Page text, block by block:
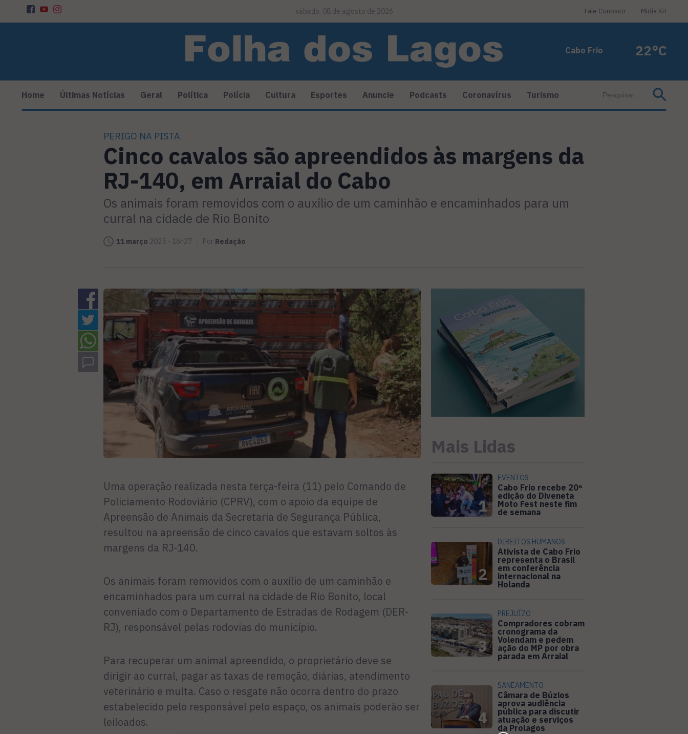
sábado, 08 de agosto de 2026 Fale Conosco Midia Kit
Cabo Frio 22°C
Home Últimas Notícias Geral Política Polícia Cultura Esportes Anuncie Podcasts Coronavírus Turismo
PERIGO NA PISTA
Cinco cavalos são apreendidos às margens da
RJ-140, em Arraial do Cabo
Os animais foram removidos com o auxílio de um caminhão e encaminhados para um
curral na cidade de Rio Bonito
11 março 2025 - 16h27 Por Redação
Uma operação realizada nesta terça-feira (11) pelo Comando de
Policiamento Rodoviário (CPRV), com o apoio da equipe de
Apreensão de Animais da Secretaria de Segurança Pública,
resultou na apreensão de cinco cavalos que estavam soltos às
margens da RJ-140.
Os animais foram removidos com o auxílio de um caminhão e
encaminhados para um curral na cidade de Rio Bonito, local
conveniado com o Departamento de Estradas de Rodagem (DER-
RJ), responsável pelas rodovias do município.
Para recuperar um animal apreendido, o proprietário deve se
dirigir ao curral, pagar as taxas de remoção, diárias, atendimento
veterinário e multa. Caso o resgate não ocorra dentro do prazo
estabelecido pelo responsável pelo espaço, os animais poderão ser
leiloados.
Mais Lidas
1
EVENTOS
Cabo Frio recebe 20ª
edição do Diveneta
Moto Fest neste fim
de semana
2
DIREITOS HUMANOS
Ativista de Cabo Frio
representa o Brasil
em conferência
internacional na
Holanda
3
PREJUÍZO
Compradores cobram
cronograma da
Volendam e pedem
ação do MP por obra
parada em Arraial
4
SANEAMENTO
Câmara de Búzios
aprova audiência
pública para discutir
atuação e serviços
da Prolagos